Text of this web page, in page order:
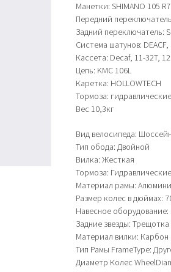
Манетки: SHIMANO 105
Передний
Задний переключатель:
Система шатунов:
Кассета: Decaf, 11-32T,
Цепь: KMC 106L
Каретка: HOLLOWTECH
Тормоза:
Вес 10,3кг
Вид велосипеда:
Тип обода: Двойной
Вилка: Жесткая
Тормоза:
Материал рамы:
Размер колес в дюймах:
Навесное оборудование:
Задние звезды: Трещотка
Материал вилки: Карбон
Тип Рамы FrameType:
Диаметр Колес